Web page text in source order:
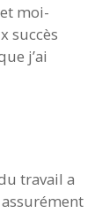
moi-
succès
j’ai
travail a
assurément